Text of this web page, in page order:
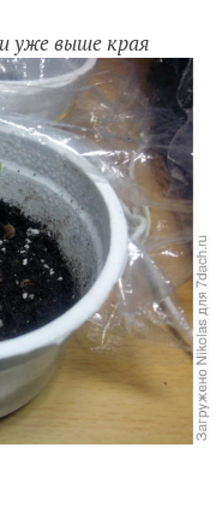
уже выше края